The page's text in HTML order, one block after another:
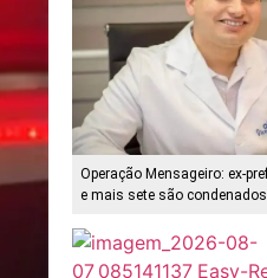
Operação Mensageiro: ex-
e mais sete são condenados